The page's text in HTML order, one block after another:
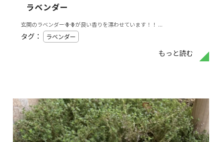
ラベンダー
玄関のラベンダー🪻🪻が良い香りを漂わせています！！ ...
もっと読む
タグ： ラベンダー